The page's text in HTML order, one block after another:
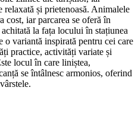
relaxată și prietenoasă. Animalele
cost, iar parcarea se oferă în
la fața locului în stațiunea
variantă inspirată pentru cei care
practice, activități variate și
locul în care liniștea,
se întâlnesc armonios, oferind